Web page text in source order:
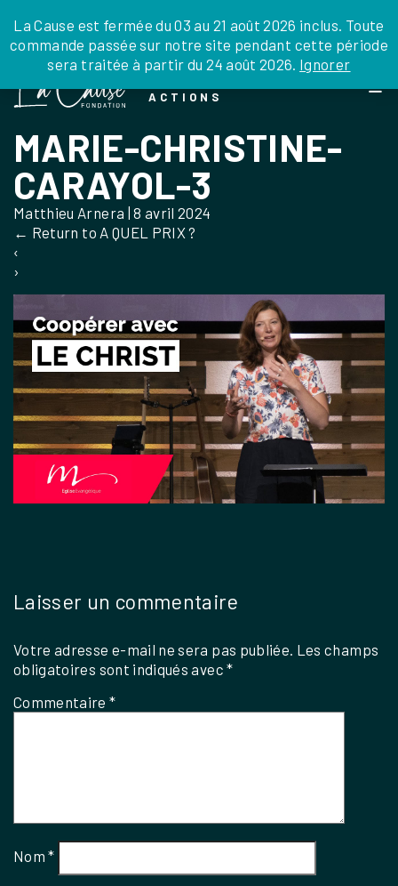
to
the
La Cause est fermée du 03 au 21 août 2026 inclus. Toute
commande passée sur notre site pendant cette période
sera traitée à partir du 24 août 2026. Ignorer
JE DONNE JE PARRAINE NOUS SOUTENIR
DEPUIS LA FRANCE
DEPUIS L’INTERNATIONAL
EN TANT QU’ORGANISATION
LEGS, LIBÉRALITÉS
0 ARTICLE
ACTIONS
MARIE-CHRISTINE-
CARAYOL-3
Matthieu Arnera |8 avril 2024
← Return to A QUEL PRIX ?
‹
›
Laisser un commentaire
Votre adresse e-mail ne sera pas publiée. Les champs
obligatoires sont indiqués avec*
Commentaire*
Nom*